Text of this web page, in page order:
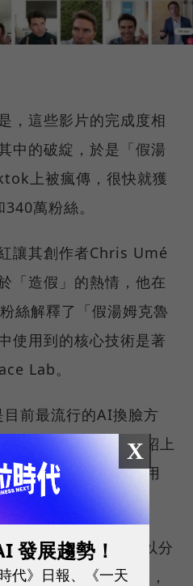
，這些影片的完成度相
中的破綻，於是「假湯
上被瘋傳，很快就獲
萬粉絲。
讓其創作者Chris Umé
「造假」的熱情，他在
絲解釋了「假湯姆克魯
使用到的核心技術是著
Lab。
前最流行的AI換臉方
Github上的項目介紹上
Deepfake影片都是用
並不復雜，大概可以分
替換人臉等幾個步驟，
X
發展趨勢！
代》日報、《一天